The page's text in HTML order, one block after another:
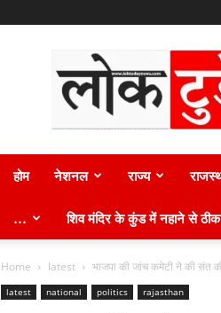
टुडे
न्यूज़
होम नेशनल राज्य
… शिव मंदिर के कुंड में नहाने से ठीक
Home latest भाजपा की जांच कमेटी ने की संत
latest national politics rajasthan